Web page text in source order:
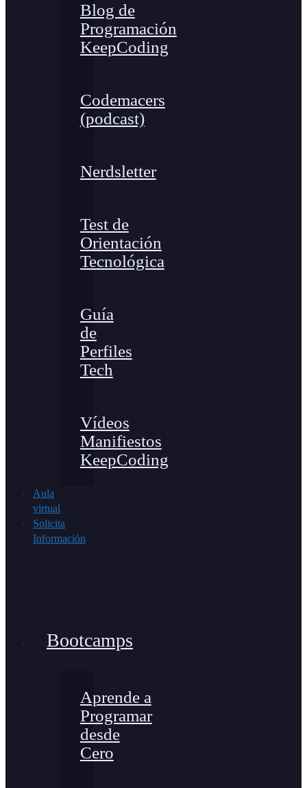
Blog de
Programación
KeepCoding
Codemacers
(podcast)
Nerdsletter
Test de
Orientación
Tecnológica
Guía
de
Perfiles
Tech
Vídeos
Manifiestos
KeepCoding
Aula
virtual
Solicita
Información
Bootcamps
Aprende a
Programar
desde
Cero